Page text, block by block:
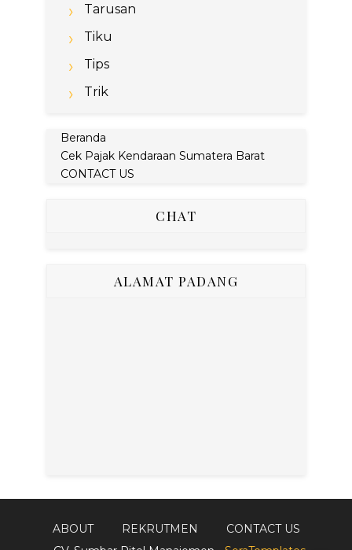
Tarusan
Tiku
Tips
Trik
Beranda
Cek Pajak Kendaraan Sumatera Barat
CONTACT US
CHAT
ALAMAT PADANG
ABOUT REKRUTMEN
CONTACT US